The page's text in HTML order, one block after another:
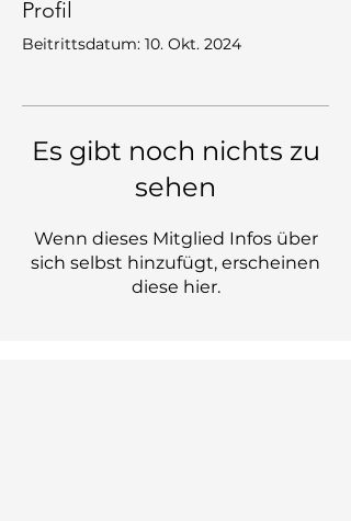
Profil
Beitrittsdatum: 10. Okt. 2024
Es gibt noch nichts zu
sehen
Wenn dieses Mitglied Infos über
sich selbst hinzufügt, erscheinen
diese hier.